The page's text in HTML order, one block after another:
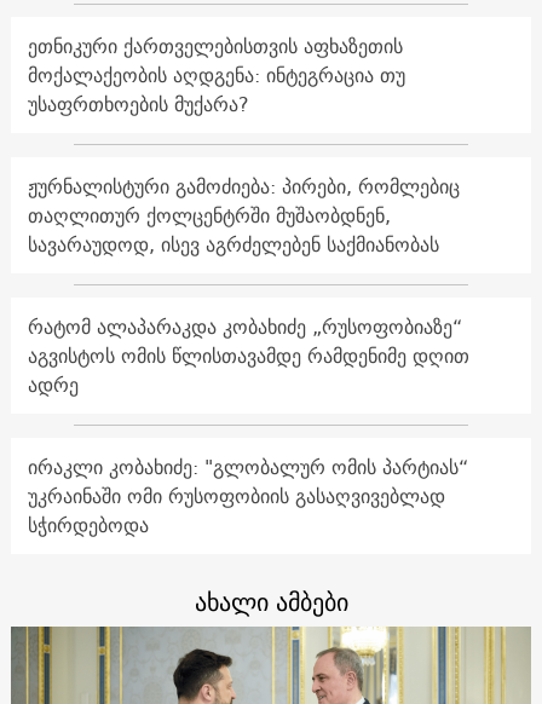
ეთნიკური ქართველებისთვის აფხაზეთის
მოქალაქეობის აღდგენა: ინტეგრაცია თუ
უსაფრთხოების მუქარა?
ჟურნალისტური გამოძიება: პირები, რომლებიც
თაღლითურ ქოლცენტრში მუშაობდნენ,
სავარაუდოდ, ისევ აგრძელებენ საქმიანობას
რატომ ალაპარაკდა კობახიძე „რუსოფობიაზე“
აგვისტოს ომის წლისთავამდე რამდენიმე დღით
ადრე
ირაკლი კობახიძე: "გლობალურ ომის პარტიას“
უკრაინაში ომი რუსოფობიის გასაღვივებლად
სჭირდებოდა
ახალი ამბები